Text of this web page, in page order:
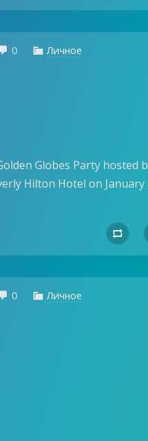
0  Личное
Globes Party hosted
Hilton Hotel on January

0  Личное